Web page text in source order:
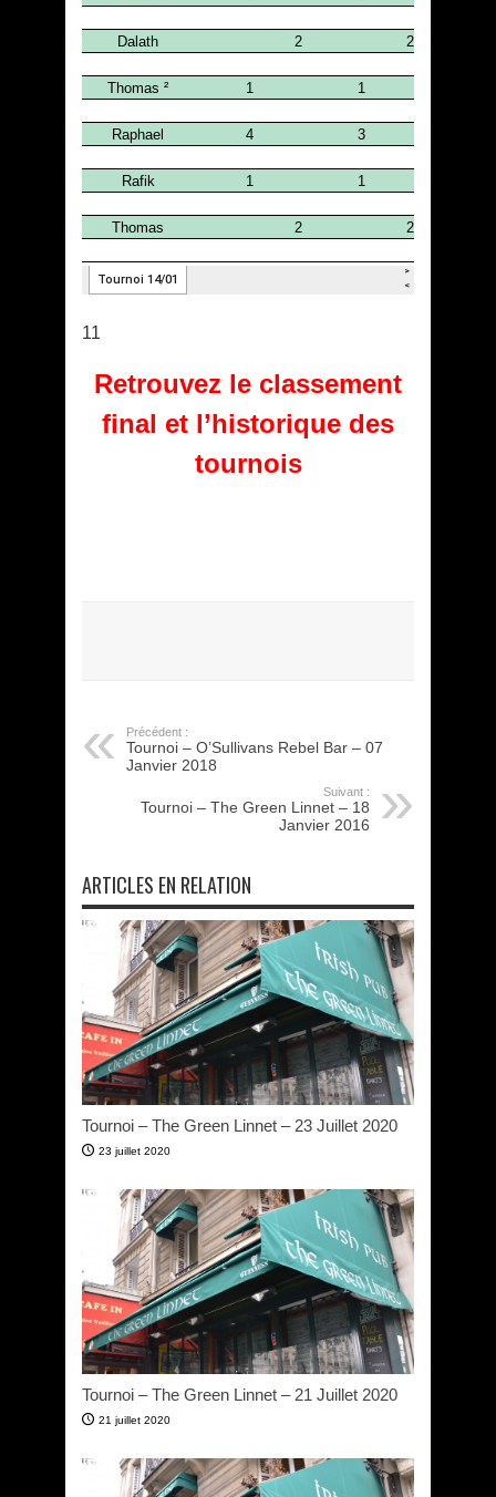
11
Retrouvez le classement
final et l’historique des
tournois
Précédent :
Tournoi – O’Sullivans Rebel Bar – 07
Janvier 2018
Suivant :
Tournoi – The Green Linnet – 18
Janvier 2016
ARTICLES EN RELATION
Tournoi – The Green Linnet – 23 Juillet 2020
23 juillet 2020
Tournoi – The Green Linnet – 21 Juillet 2020
21 juillet 2020